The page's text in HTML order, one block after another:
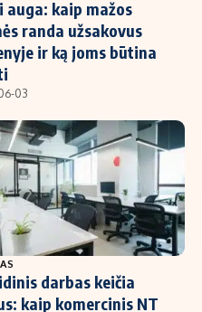
auga: kaip mažos
randa užsakovus
ir ką joms būtina
03
darbas keičia
kaip komercinis NT